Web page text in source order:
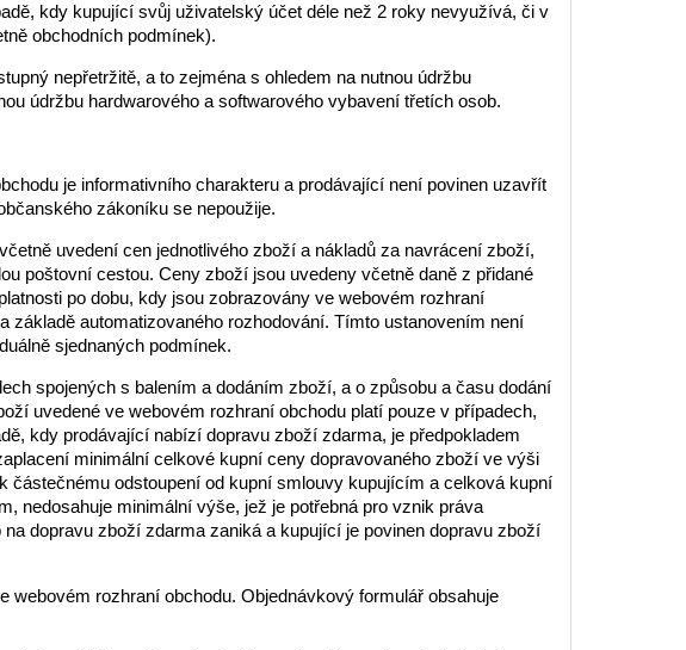
kdy kupující svůj uživatelský účet déle než 2 roky nevyužívá, či v
obchodních podmínek).
nepřetržitě, a to zejména s ohledem na nutnou údržbu
údržbu hardwarového a softwarového vybavení třetích osob.
je informativního charakteru a prodávající není povinen uzavřít
zákoníku se nepoužije.
uvedení cen jednotlivého zboží a nákladů za navrácení zboží,
poštovní cestou. Ceny zboží jsou uvedeny včetně daně z přidané
po dobu, kdy jsou zobrazovány ve webovém rozhraní
automatizovaného rozhodování. Tímto ustanovením není
sjednaných podmínek.
spojených s balením a dodáním zboží, a o způsobu a času dodání
uvedené ve webovém rozhraní obchodu platí pouze v případech,
kdy prodávající nabízí dopravu zboží zdarma, je předpokladem
minimální celkové kupní ceny dopravovaného zboží ve výši
částečnému odstoupení od kupní smlouvy kupujícím a celková kupní
nedosahuje minimální výše, jež je potřebná pro vznik práva
dopravu zboží zdarma zaniká a kupující je povinen dopravu zboží
rozhraní obchodu. Objednávkový formulář obsahuje